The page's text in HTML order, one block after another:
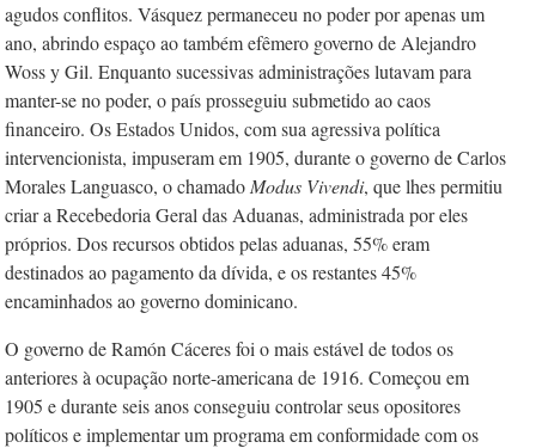
agudos conflitos. Vásquez permaneceu no poder por apenas um
ano, abrindo espaço ao também efêmero governo de Alejandro
Woss y Gil. Enquanto sucessivas administrações lutavam para
manter-se no poder, o país prosseguiu submetido ao caos
financeiro. Os Estados Unidos, com sua agressiva política
intervencionista, impuseram em 1905, durante o governo de Carlos
Morales Languasco, o chamado Modus Vivendi, que lhes permitiu
criar a Recebedoria Geral das Adua­nas, administrada por eles
próprios. Dos recursos obtidos pelas aduanas, 55% eram
destinados ao pagamento da dívida, e os restantes 45%
encaminhados ao governo dominicano.
O governo de Ramón Cáceres foi o mais estável de todos os
anteriores à ocupação norte-americana de 1916. Começou em
1905 e durante seis anos conseguiu controlar seus opositores
políticos e implementar um programa em conformidade com os